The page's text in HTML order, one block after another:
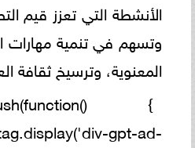
الأنشطة التي تعزز قيم
وتسهم في تنمية مهارات
المعنوية، وترسيخ ثقافة
{
gpt-ad-